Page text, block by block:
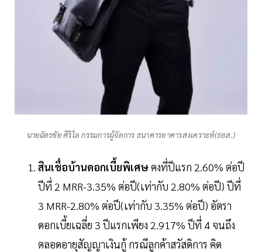
นายฉัตรชัย ศิริไล กรรมการผู้จัดการ ธนาคารอาคารสงเคราะห์(ธอส.)
สินเชื่อบ้านดอกเบี้ยพิเศษคงที่ปีแรก 2.60% ต่อปี
ปีที่ 2 MRR-3.35% ต่อปี(เท่ากับ 2.80% ต่อปี) ปีที่
3 MRR-2.80% ต่อปี(เท่ากับ 3.35% ต่อปี) อัตรา
ดอกเบี้ยเฉลี่ย 3 ปีแรกเพียง 2.917% ปีที่ 4 จนถึง
ตลอดอายุสัญญาเงินกู้ กรณีลูกค้าสวัสดิการ คิด